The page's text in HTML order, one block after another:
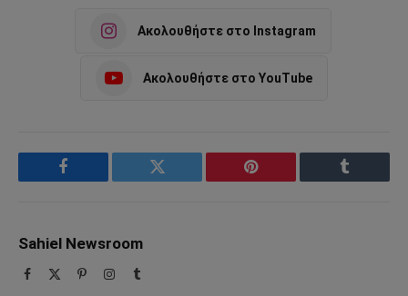
Ακολουθήστε στο Instagram
Ακολουθήστε στο YouTube
Facebook Twitter Pinterest Tumblr
Sahiel Newsroom
Facebook PinterestInstagram
Tumblr